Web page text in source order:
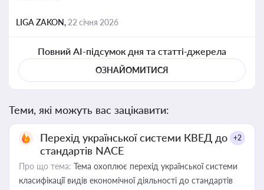
LIGA ZAKON, 22 січня 2026
Повний AI-підсумок дня та статті-джерела
ОЗНАЙОМИТИСЯ
Теми, які можуть вас зацікавити:
Перехід української системи КВЕД до
стандартів NACE
+2
Про що тема: Тема охоплює перехід української системи
класифікації видів економічної діяльності до стандартів